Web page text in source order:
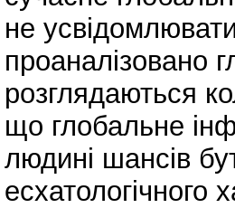
не
проаналізовано
розглядаються
що глобальне
людині шансів
есхатологічного